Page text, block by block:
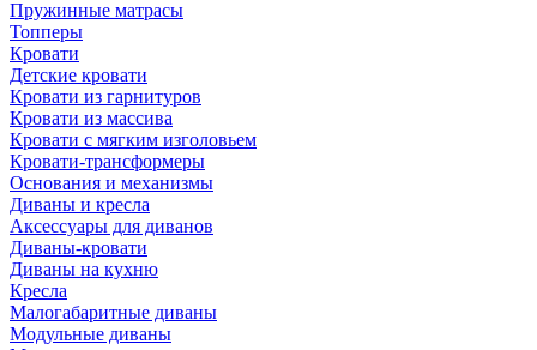
Пружинные матрасы
Топперы
Кровати
Детские кровати
Кровати из гарнитуров
Кровати из массива
Кровати с мягким изголовьем
Кровати-трансформеры
Основания и механизмы
Диваны и кресла
Аксессуары для диванов
Диваны-кровати
Диваны на кухню
Кресла
Малогабаритные диваны
Модульные диваны